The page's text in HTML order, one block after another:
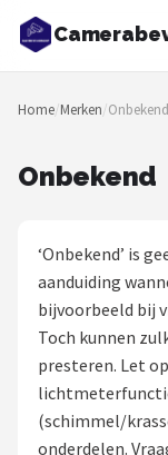
Zoeken
NAVIGATIE
Blog
Camera
NAS
Home/Merken/Onbekend
Onbekend
‘Onbekend’ is
aanduiding
bijvoorbeeld bij
Toch kunnen
presteren. Let
(schimmel/
onderdelen.